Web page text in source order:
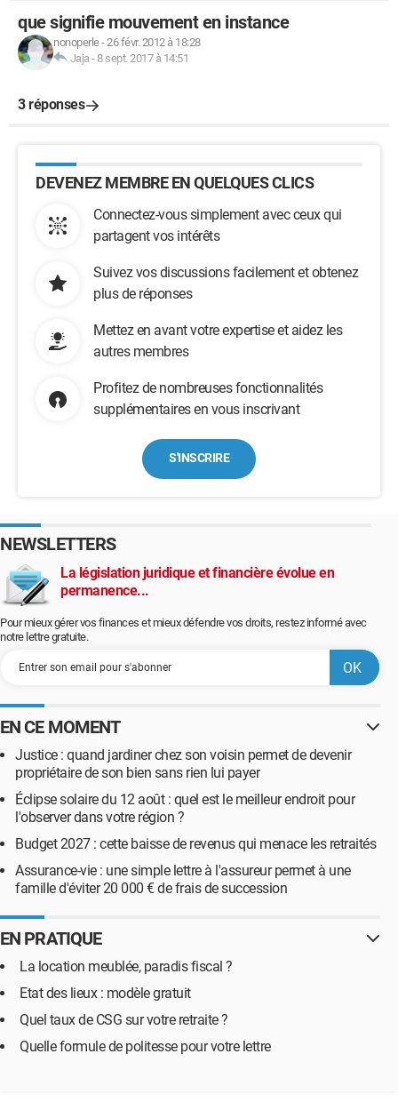
que signifie mouvement en instance
nonoperle-26 févr. 2012 à 18:28
Jaja - 8 sept. 2017 à 14:51
3 réponses
DEVENEZ MEMBRE EN QUELQUES CLICS
Connectez-vous simplement avec ceux qui
partagent vos intérêts
Suivez vos discussions facilement et obtenez
plus de réponses
Mettez en avant votre expertise et aidez les
autres membres
Profitez de nombreuses fonctionnalités
supplémentaires en vous inscrivant
S'INSCRIRE
NEWSLETTERS
La législation juridique et financière évolue en
permanence...
Pour mieux gérer vos finances et mieux défendre vos droits, restez informé avec
notre lettre gratuite.
EN CE MOMENT
Justice : quand jardiner chez son voisin permet de devenir
propriétaire de son bien sans rien lui payer
Éclipse solaire du 12 août : quel est le meilleur endroit pour
l'observer dans votre région ?
Budget 2027 : cette baisse de revenus qui menace les retraités
Assurance-vie : une simple lettre à l'assureur permet à une
famille d'éviter 20 000 € de frais de succession
EN PRATIQUE
La location meublée, paradis fiscal ?
Etat des lieux : modèle gratuit
Quel taux de CSG sur votre retraite ?
Quelle formule de politesse pour votre lettre